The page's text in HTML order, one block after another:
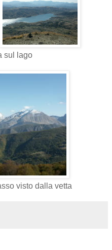
sul lago
visto dalla vetta